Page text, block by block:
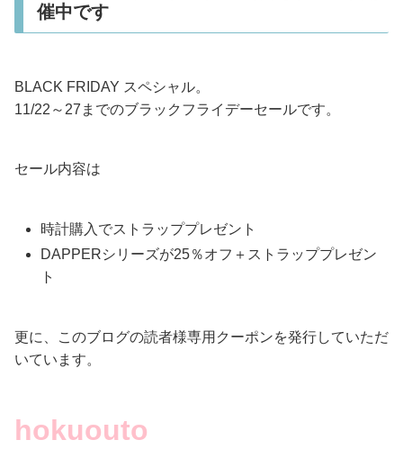
催中です
BLACK FRIDAY スペシャル。
11/22～27までのブラックフライデーセールです。
セール内容は
時計購入でストラッププレゼント
DAPPERシリーズが25％オフ＋ストラッププレゼン
ト
更に、このブログの読者様専用クーポンを発行していただ
いています。
hokuouto